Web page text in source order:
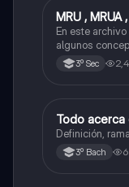
Física
MRU ,
En este
algunos
fenómenos
3º Sec
Física
Todo acerca
Definición,
3º Bach